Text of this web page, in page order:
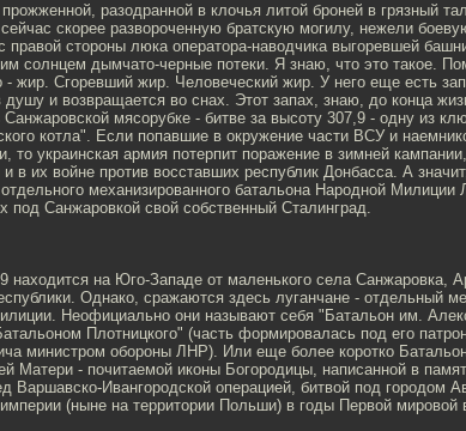
прожженной, разодранной в клочья литой броней в грязный
скорее развороченную братскую могилу, нежели
правой стороны люка оператора-наводчика выгоревшей
солнцем дымчато-черные потеки. Я знаю, что это такое.
жир. Сгоревший жир. Человеческий жир. У него еще есть
душу и возвращается во снах. Этот запах, знаю, до конца
мясорубке - битве за высоту 307,9 - одну из
котла". Если попавшие в окружение части ВСУ и
то украинская армия потерпит поражение в зимней
в их войне против восставших республик Донбасса. А
механизированного батальона Народной Милиции
под Санжаровкой свой собственный Сталинград.
находится на Юго-Западе от маленького села Санжаровка,
Однако, сражаются здесь луганчане - отдельный
Неофициально они называют себя "Батальон им.
Плотницкого" (часть формировалась под его
министром обороны ЛНР). Или еще более коротко
Матери - почитаемой иконы Богородицы, написанной в
Варшавско-Ивангородской операцией, битвой под городом
империи (ныне на территории Польши) в годы Первой мировой